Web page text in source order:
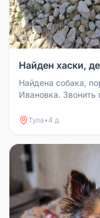
Найден хаски,
Найдена собака,
Ивановка.
Тула•4 д